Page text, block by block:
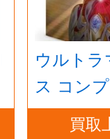
ウルトラ
ス コン
ルーレイ
買取